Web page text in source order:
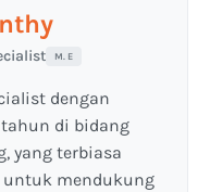
M. E
dengan
di bidang
yang terbiasa
mendukung